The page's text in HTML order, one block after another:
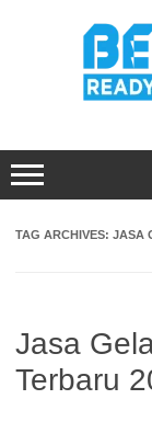
TAG ARCHIVES: JASA
Jasa
Terbaru